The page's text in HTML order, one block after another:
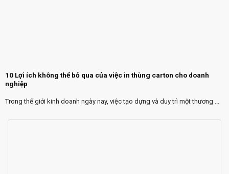
10 Lợi ích không thể bỏ qua của việc in thùng carton cho doanh
nghiệp
Trong thế giới kinh doanh ngày nay, việc tạo dựng và duy trì một thương ...